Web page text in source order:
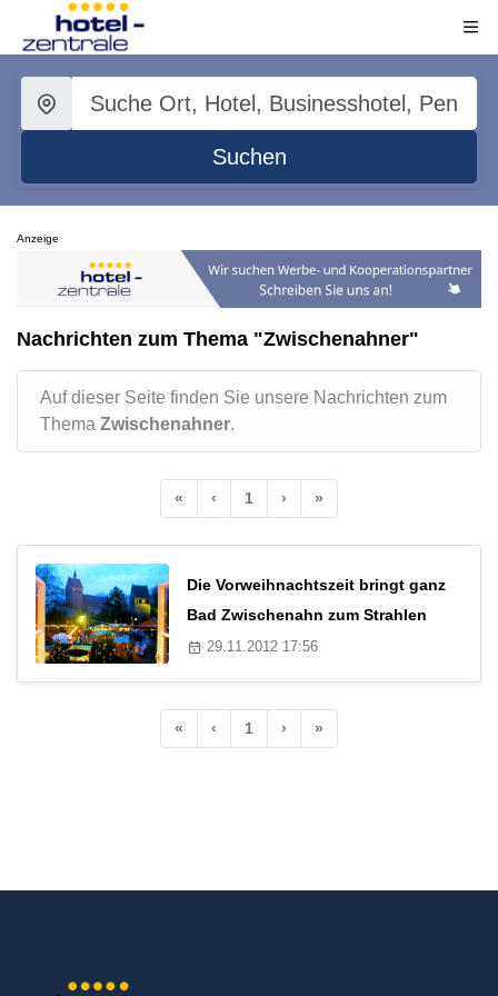
Suchen
Anzeige
Nachrichten zum Thema "Zwischenahner"
Auf dieser Seite finden Sie unsere Nachrichten zum
Thema Zwischenahner.
« ‹ 1 › »
Die Vorweihnachtszeit bringt ganz
Bad Zwischenahn zum Strahlen
29.11.2012 17:56
« ‹ 1 › »